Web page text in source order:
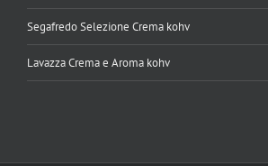
Segafredo Selezione Crema kohv
Lavazza Crema e Aroma kohv